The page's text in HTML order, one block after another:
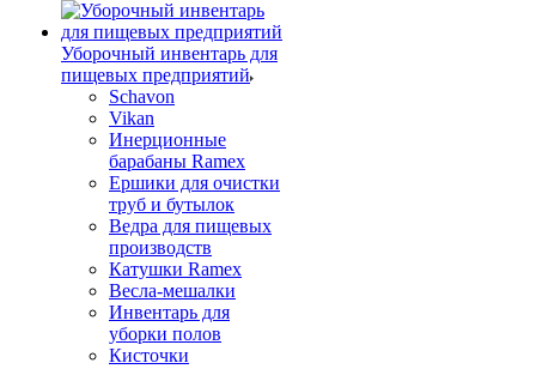
Уборочный инвентарь для
пищевых предприятий
Schavon
Vikan
Инерционные
барабаны Ramex
Ершики для очистки
труб и бутылок
Ведра для пищевых
производств
Катушки Ramex
Весла-мешалки
Инвентарь для
уборки полов
Кисточки